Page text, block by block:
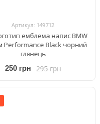
Артикул: 149712
емблема напис BMW
Performance Black чорний
глянець
295 грн
250 грн